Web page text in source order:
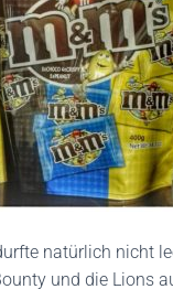
natürlich nicht
und die Lions